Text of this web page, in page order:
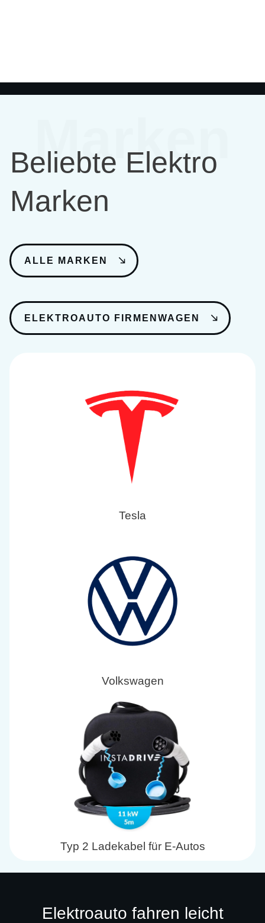
Marken
Beliebte Elektro
Marken
ALLE MARKEN
ELEKTROAUTO FIRMENWAGEN
Tesla
Volkswagen
Typ 2 Ladekabel für E-Autos
Elektroauto fahren leicht